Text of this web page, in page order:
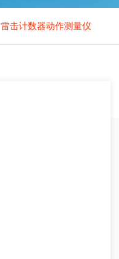
雷击计数器动作测量仪